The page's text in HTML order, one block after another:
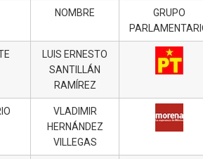
NOMBRE
GRUPO
LUIS ERNESTO
SANTILLÁN
RAMÍREZ
VLADIMIR
HERNÁNDEZ
VILLEGAS